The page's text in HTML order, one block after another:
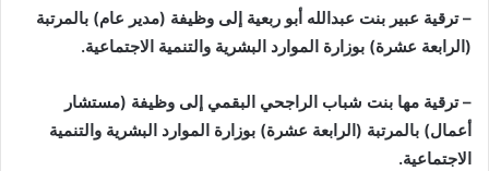
– ترقية عبير بنت عبدالله أبو ربعية إلى وظيفة (مدير عام) بالمرتبة
(الرابعة عشرة) بوزارة الموارد البشرية والتنمية الاجتماعية.
– ترقية مها بنت شباب الراجحي البقمي إلى وظيفة (مستشار
أعمال) بالمرتبة (الرابعة عشرة) بوزارة الموارد البشرية والتنمية
الاجتماعية.